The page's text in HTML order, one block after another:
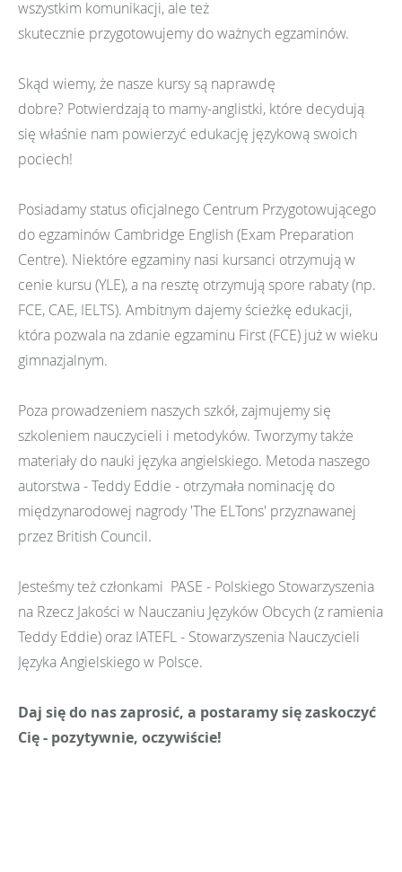
wszystkim komunikacji, ale też
skutecznie przygotowujemy do ważnych egzaminów.
Skąd wiemy, że nasze kursy są naprawdę
dobre? Potwierdzają to mamy-anglistki, które decydują
się właśnie nam powierzyć edukację językową swoich
pociech!
Posiadamy status oficjalnego Centrum Przygotowującego
do egzaminów Cambridge English (Exam Preparation
Centre). Niektóre egzaminy nasi kursanci otrzymują w
cenie kursu (YLE), a na resztę otrzymują spore rabaty (np.
FCE, CAE, IELTS). Ambitnym dajemy ścieżkę edukacji,
która pozwala na zdanie egzaminu First (FCE) już w wieku
gimnazjalnym.
Poza prowadzeniem naszych szkół, zajmujemy się
szkoleniem nauczycieli i metodyków. Tworzymy także
materiały do nauki języka angielskiego. Metoda naszego
autorstwa - Teddy Eddie - otrzymała nominację do
międzynarodowej nagrody 'The ELTons' przyznawanej
przez British Council.
Jesteśmy też członkami PASE - Polskiego Stowarzyszenia
na Rzecz Jakości w Nauczaniu Języków Obcych (z ramienia
Teddy Eddie) oraz IATEFL - Stowarzyszenia Nauczycieli
Języka Angielskiego w Polsce.
Daj się do nas zaprosić, a postaramy się zaskoczyć
Cię - pozytywnie, oczywiście!